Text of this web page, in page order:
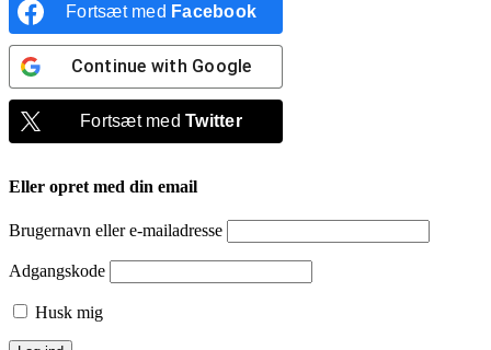
Fortsæt med Facebook
Continue with Google
Fortsæt medTwitter
Eller opret med din email
Brugernavn eller e-mailadresse
Adgangskode
Husk mig